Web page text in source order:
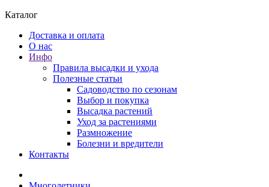
Каталог
Доставка и оплата
О нас
Инфо
Правила высадки и ухода
Полезные статьи
Садоводство по сезонам
Выбор и покупка
Высадка растений
Уход за растениями
Размножение
Болезни и вредители
Контакты